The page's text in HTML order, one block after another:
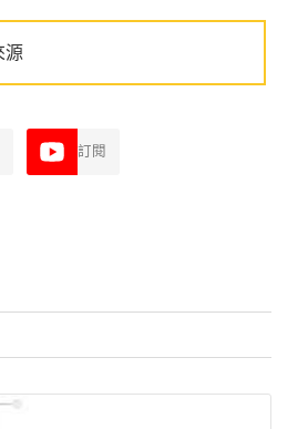
源
訂閱